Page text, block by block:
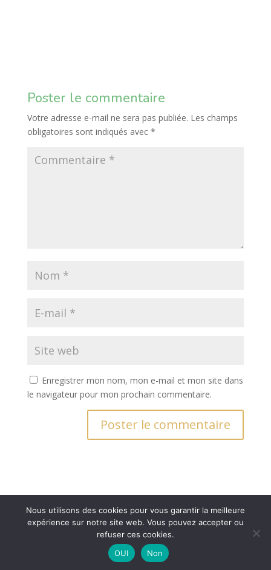
Poster le commentaire
Votre adresse e-mail ne sera pas publiée. Les champs
obligatoires sont indiqués avec *
Enregistrer mon nom, mon e-mail et mon site dans
le navigateur pour mon prochain commentaire.
Réalisation444 Communication - ©2026• Crédits
photos : CECVI - RTH - Gipteau Vision •
légales
Nous utilisons des cookies pour vous garantir la meilleure
expérience sur notre site web. Vous pouvez accepter ou
refuser ces cookies.
OUI
Non